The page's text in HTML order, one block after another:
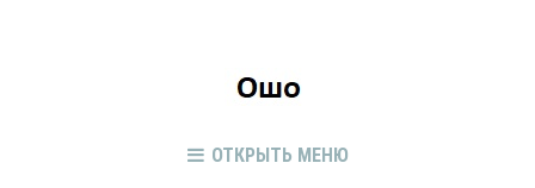
ОТКРЫТЬ МЕНЮ